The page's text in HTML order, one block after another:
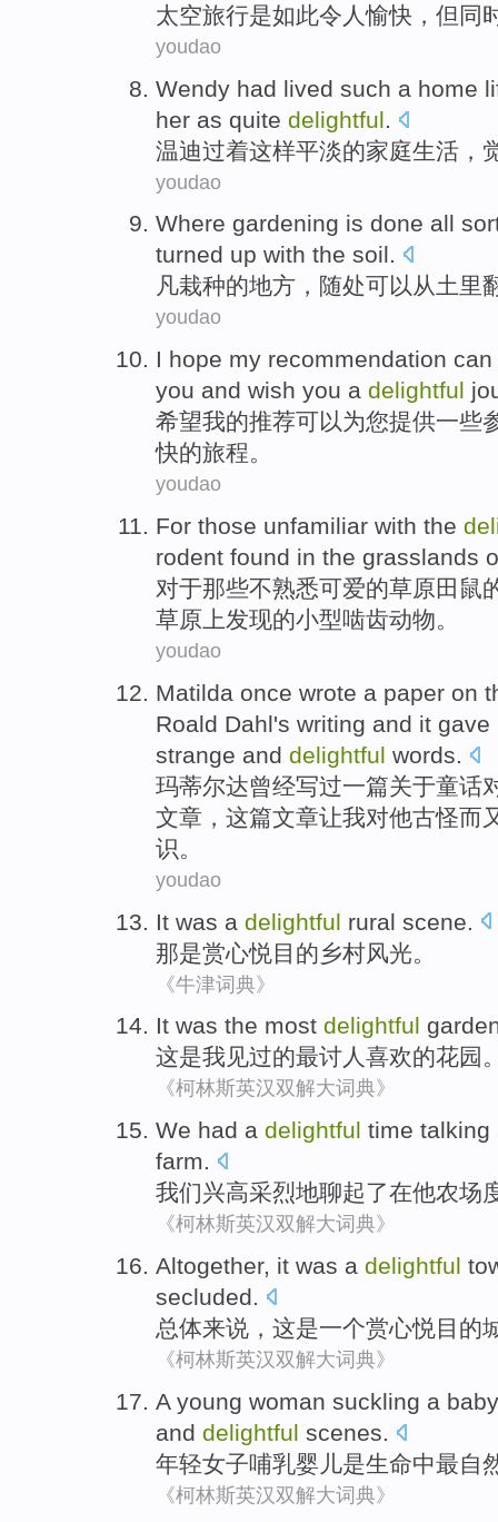
太空旅行是如此令人愉快 ， 但 同
youdao
Wendy had lived such a home
her as quite delightful
温迪过着这样平淡的家庭生活 ，
youdao
Where gardening is done all
turned up with the soil.
凡栽种的地方，随处可以从 土里
youdao
I hope my recommendation can
you and wish you a delightful
希望我的推荐可以为您提供一些
快的旅程。
youdao
For those unfamiliar with the
rodent found in the grasslands
对于那些不熟悉可爱的草原田鼠
草原 上发现的小型啮齿动物。
youdao
Matilda once wrote a paper on
Roald Dahl's writing and it gave
strange and delightful words.
玛蒂尔达曾经写过一篇关于童话
文章， 这篇文章让我对他古怪而
识。
youdao
It was a delightful rural scene
那是赏心悦目的乡村风光。
《牛津词典》
It was the most delightful
这是我见过的最讨人喜欢的花园
《柯林斯英汉双解大词典》
We had a delightful time talking
farm.
我们兴高采烈地聊起了在他农场
《柯林斯英汉双解大词典》
Altogether, it was a delightful
secluded.
总体来说 ， 这是一个赏心悦目 的
《柯林斯英汉双解大词典》
A young woman suckling a baby
and delightful scenes.
年轻女子哺乳婴儿是生命中最自
《柯林斯英汉双解大词典》